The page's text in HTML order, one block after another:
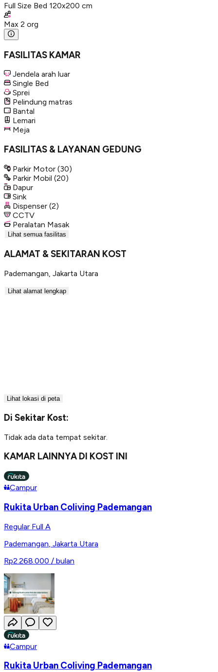
Full Size Bed 120x200 cm
Max 2 org
FASILITAS KAMAR
Jendela arah luar
Single Bed
Sprei
Pelindung matras
Bantal
Lemari
Meja
FASILITAS & LAYANAN GEDUNG
Parkir Motor (30)
Parkir Mobil (20)
Dapur
Sink
Dispenser (2)
CCTV
Peralatan Masak
Lihat semua fasilitas
ALAMAT & SEKITARAN KOST
Pademangan Jakarta Utara
Lihat alamat lengkap
Lihat lokasi di peta
Di Sekitar Kost:
Tidak ada data tempat sekitar.
KAMAR LAINNYA DI KOST INI
Campur
Rukita Urban Coliving Pademangan
Regular Full A
Pademangan Jakarta Utara
Rp2.268.000 / bulan
Campur
Rukita Urban Coliving Pademangan